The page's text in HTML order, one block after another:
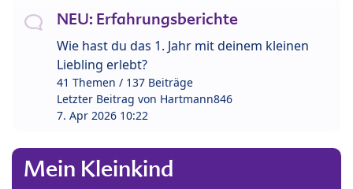
NEU: Erfahrungsberichte
Wie hast du das 1. Jahr mit deinem kleinen
Liebling erlebt?
41 Themen / 137 Beiträge
Letzter Beitrag von Hartmann846
7. Apr 2026 10:22
Mein Kleinkind